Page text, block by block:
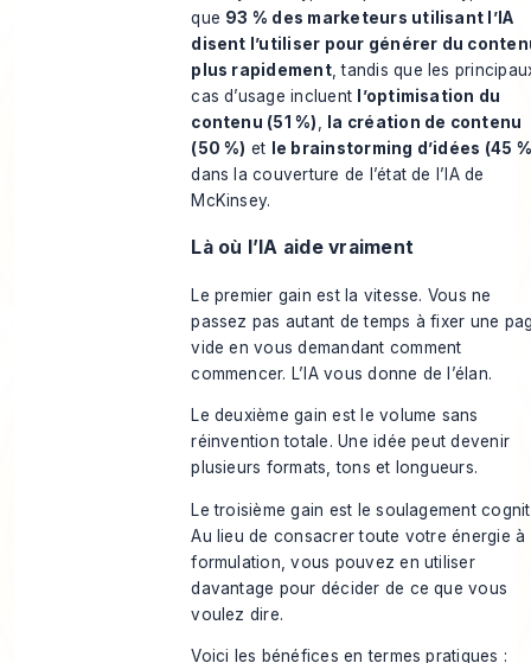
que 93 % des marketeurs utilisant l’IA
disent l’utiliser pour générer du
plus rapidement, tandis que les
cas d’usage incluent
l’optimisation du
contenu (51 %),
la création de contenu
(50 %) et
le brainstorming d’idées (45
dans la couverture de l’état de l’IA de
McKinsey.
Là où l’IA aide vraiment
Le premier gain est la vitesse. Vous ne
passez pas autant de temps à fixer une
vide en vous demandant comment
commencer. L’IA vous donne de l’élan.
Le deuxième gain est le volume sans
réinvention totale. Une idée peut devenir
plusieurs formats, tons et longueurs.
Le troisième gain est le soulagement
Au lieu de consacrer toute votre énergie à
formulation, vous pouvez en utiliser
davantage pour décider de ce que vous
voulez dire.
Voici les bénéfices en termes pratiques :